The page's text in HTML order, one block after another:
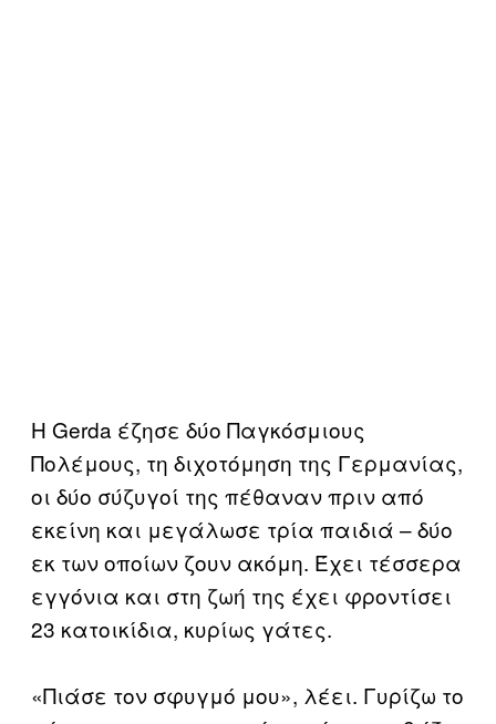
Η Gerda έζησε δύο Παγκόσμιους
Πολέμους, τη διχοτόμηση της Γερμανίας,
οι δύο σύζυγοί της πέθαναν πριν από
εκείνη και μεγάλωσε τρία παιδιά – δύο
εκ των οποίων ζουν ακόμη. Έχει τέσσερα
εγγόνια και στη ζωή της έχει φροντίσει
23 κατοικίδια, κυρίως γάτες.
«Πιάσε τον σφυγμό μου», λέει. Γυρίζω το